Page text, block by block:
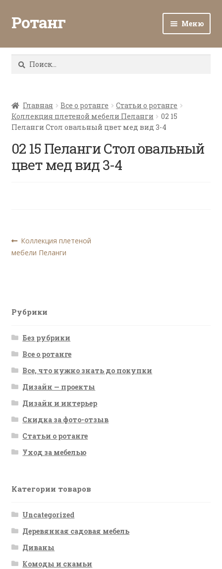
Ротанг Меню
Каталог
Все о ротанге
Ротанг оптом
Найти:
Главная Все о ротанге
Статьи о ротанге
Коллекция плетеной мебели Пеланги
02 15
Пеланги Стол овальный цвет мед вид 3-4
02 15 Пеланги Стол овальный
цвет мед вид 3-4
Навигация
по
Предыдущая
запись:
Коллекция плетеной
мебели Пеланги
Рубрики
Без рубрики
Все о ротанге
Все, что нужно знать до покупки
Дизайн — проекты
Дизайн и интерьер
Скидка за фото-отзыв
Статьи о ротанге
Уход за мебелью
Категории товаров
Uncategorized
Деревянная садовая мебель
Диваны
Комоды и скамьи